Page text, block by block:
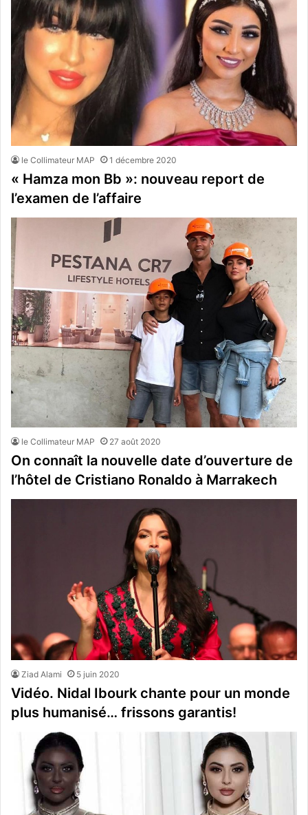
le Collimateur MAP 1 décembre 2020
« Hamza mon Bb »: nouveau report de
l’examen de l’affaire
le Collimateur MAP 27 août 2020
On connaît la nouvelle date d’ouverture de
l’hôtel de Cristiano Ronaldo à Marrakech
Ziad Alami 5 juin 2020
Vidéo. Nidal Ibourk chante pour un monde
plus humanisé… frissons garantis!